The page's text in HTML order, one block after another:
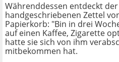
Währenddessen entdeckt
handgeschriebenen Zettel
Papierkorb: "Bin in drei
auf einen Kaffee, Zigarette
hatte sie sich von ihm
mitbekommen hat.